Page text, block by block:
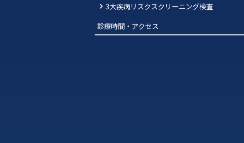
3大疾病リスクスクリーニング検査
診療時間・アクセス